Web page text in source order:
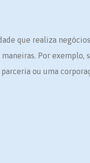
que realiza
Por exemplo,
ou uma